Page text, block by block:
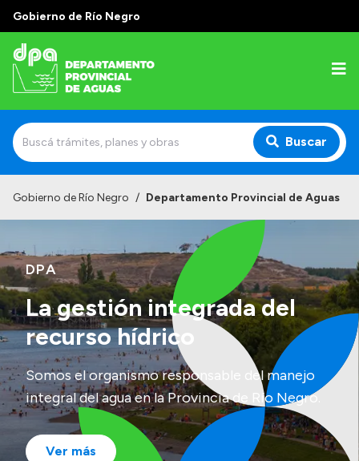
Gobierno de Río Negro
Buscar
Misión
Estructura
Autoridades
Normativa
Delegaciones
Generación y Riego SAU
Gobierno de Río Negro / Departamento Provincial de Aguas
DPA
La gestión integrada del
recurso hídrico
Somos el organismo responsable del manejo
integral del agua en la Provincia de Río Negro.
Ver más